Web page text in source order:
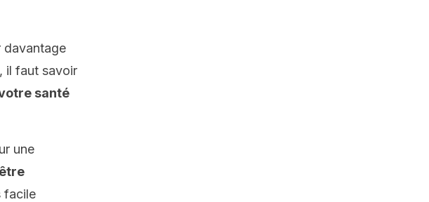
davantage
il faut savoir
santé
une
facile